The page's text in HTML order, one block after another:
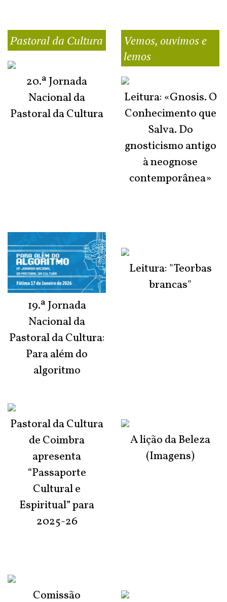
Pastoral da Cultura
20.ª Jornada
Nacional da
Pastoral da Cultura
19.ª Jornada
Nacional da
Pastoral da Cultura:
Para além do
algoritmo
Pastoral da Cultura
de Coimbra
apresenta
“Passaporte
Cultural e
Espiritual” para
2025-26
Comissão
Vemos, ouvimos e
lemos
Leitura: «Gnosis. O
Conhecimento que
Salva. Do
gnosticismo antigo
à neognose
contemporânea»
Leitura: "Teorbas
brancas"
A lição da Beleza
(Imagens)